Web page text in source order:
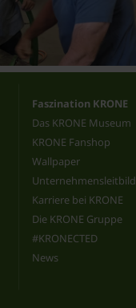
Faszination KRONE
Das KRONE Museum
KRONE Fanshop
Wallpaper
Unternehmensleitbild
Karriere bei KRONE
Die KRONE Gruppe
#KRONECTED
News